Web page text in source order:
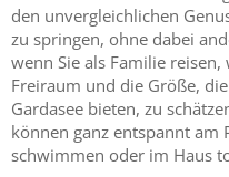
den unvergleichlichen
zu springen, ohne dabei
wenn Sie als Familie
Freiraum und die Größe,
Gardasee bieten, zu
können ganz entspannt am
schwimmen oder im Haus